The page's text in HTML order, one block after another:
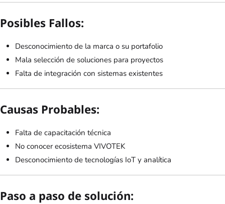
Posibles Fallos:
Desconocimiento de la marca o su portafolio
Mala selección de soluciones para proyectos
Falta de integración con sistemas existentes
Causas Probables:
Falta de capacitación técnica
No conocer ecosistema VIVOTEK
Desconocimiento de tecnologías IoT y analítica
Paso a paso de solución: